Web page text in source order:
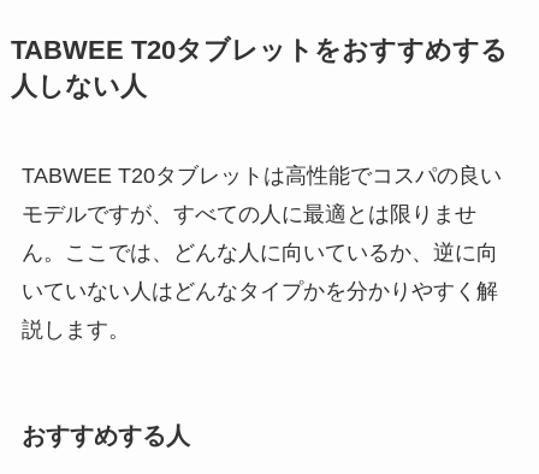
TABWEE T20タブレットをおすすめする
人しない人
TABWEE T20タブレットは高性能でコスパの良い
モデルですが、すべての人に最適とは限りませ
ん。ここでは、どんな人に向いているか、逆に向
いていない人はどんなタイプかを分かりやすく解
説します。
おすすめする人